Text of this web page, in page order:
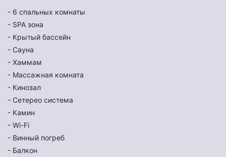
- 6 спальных комнаты
- SPA зона
- Крытый бассейн
- Сауна
- Хаммам
- Массажная комната
- Кинозал
- Сетерео система
- Камин
- Wi-Fi
- Винный погреб
- Балкон